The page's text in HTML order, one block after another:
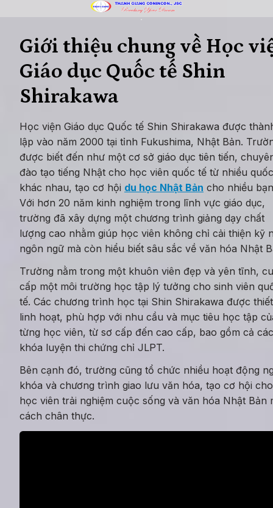
Giới thiệu chung về Học
Giáo dục Quốc tế Shin
Shirakawa
Học viện Giáo dục Quốc tế Shin Shirakawa được
lập vào năm 2000 tại tỉnh Fukushima, Nhật Bản.
được biết đến như một cơ sở giáo dục tiên tiến,
đào tạo tiếng Nhật cho học viên quốc tế từ nhiều
khác nhau, tạo cơ hội du học Nhật Bản cho nhiều
Với hơn 20 năm kinh nghiệm trong lĩnh vực giáo dục,
trường đã xây dựng một chương trình giảng dạy chất
lượng cao nhằm giúp học viên không chỉ cải thiện kỹ
ngôn ngữ mà còn hiểu biết sâu sắc về văn hóa Nhật
Trường nằm trong một khuôn viên đẹp và yên tĩnh,
cấp một môi trường học tập lý tưởng cho sinh viên
tế. Các chương trình học tại Shin Shirakawa được
linh hoạt, phù hợp với nhu cầu và mục tiêu học tập
từng học viên, từ sơ cấp đến cao cấp, bao gồm cả các
khóa luyện thi chứng chỉ JLPT.
Bên cạnh đó, trường cũng tổ chức nhiều hoạt động
khóa và chương trình giao lưu văn hóa, tạo cơ hội cho
học viên trải nghiệm cuộc sống và văn hóa Nhật Bản
cách chân thực.